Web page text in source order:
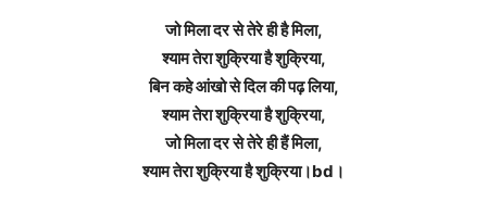
जो मिला दर से तेरे ही है मिला,
श्याम तेरा शुक्रिया है शुक्रिया,
बिन कहे आंखो से दिल की पढ़ लिया,
श्याम तेरा शुक्रिया है शुक्रिया,
जो मिला दर से तेरे ही हैं मिला,
श्याम तेरा शुक्रिया है शुक्रिया।bd।